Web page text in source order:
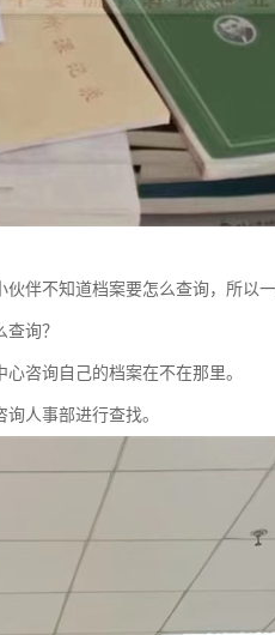
伴不知道档案要怎么查询，所以
询？
咨询自己的档案在不在那里。
人事部进行查找。